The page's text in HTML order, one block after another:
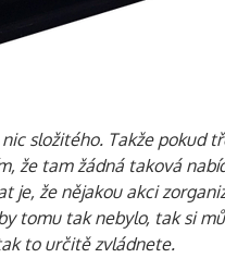
složitého. Takže pokud
že tam žádná taková
je, že nějakou akci
tomu tak nebylo, tak si
to určitě zvládnete.